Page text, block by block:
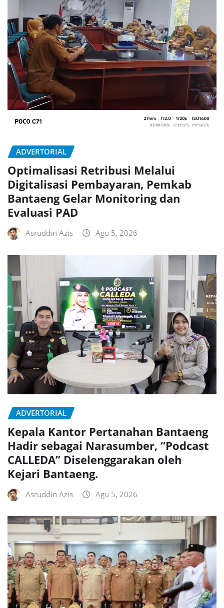
ADVERTORIAL
Optimalisasi Retribusi Melalui
Digitalisasi Pembayaran, Pemkab
Bantaeng Gelar Monitoring dan
Evaluasi PAD
Asruddin Azis Agu 5, 2026
ADVERTORIAL
Kepala Kantor Pertanahan Bantaeng
Hadir sebagai Narasumber, “Podcast
CALLEDA” Diselenggarakan oleh
Kejari Bantaeng.
Asruddin Azis Agu 5, 2026